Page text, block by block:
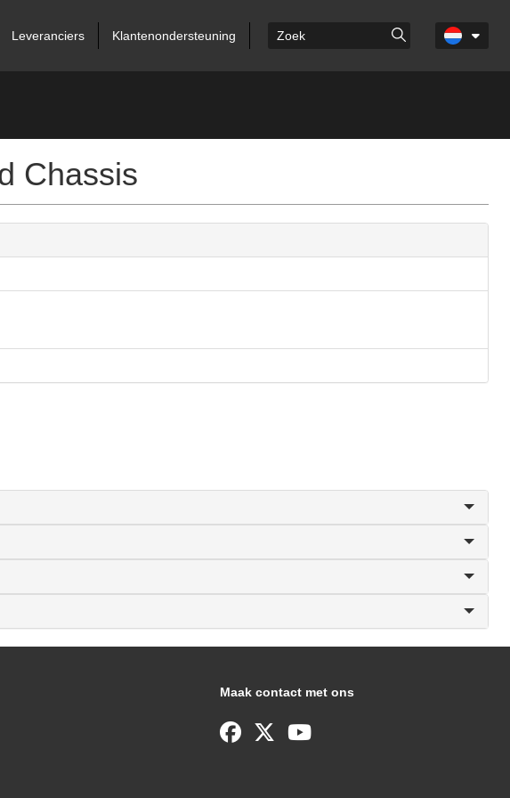
Leveranciers Klantenondersteuning
Chassis
Maak contact met ons